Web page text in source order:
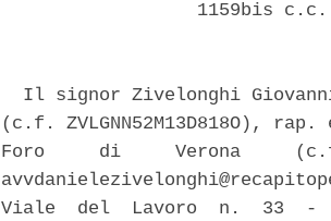
1159bis
Il signor Zivelonghi
(c.f. ZVLGNN52M13D818O),
Foro     di     Verona     (c.f.
Viale  del  Lavoro  n.  33  -